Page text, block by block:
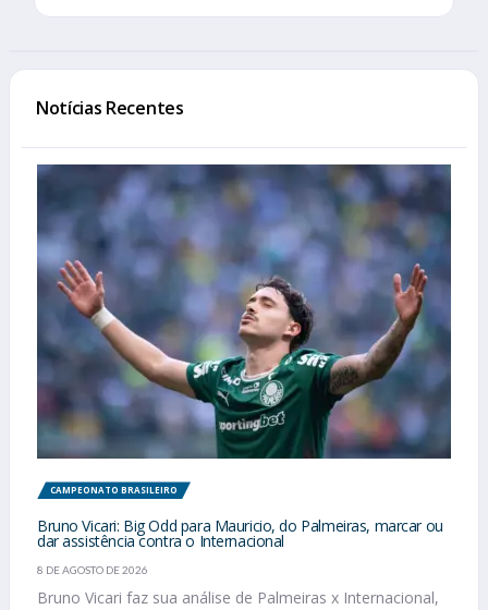
Notícias Recentes
CAMPEONATO BRASILEIRO
Bruno Vicari: Big Odd para Mauricio, do Palmeiras, marcar ou
dar assistência contra o Internacional
8 DE AGOSTO DE 2026
Bruno Vicari faz sua análise de Palmeiras x Internacional,